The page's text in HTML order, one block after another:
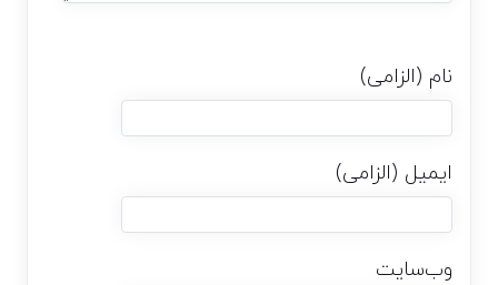
نام (الزامی)
ایمیل (الزامی)
وب‌سایت